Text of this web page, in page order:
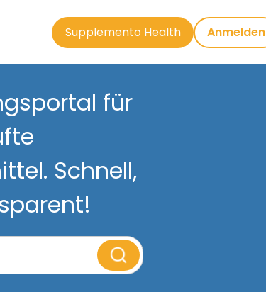
Supplemento Health Anmelden
für
Schnell,